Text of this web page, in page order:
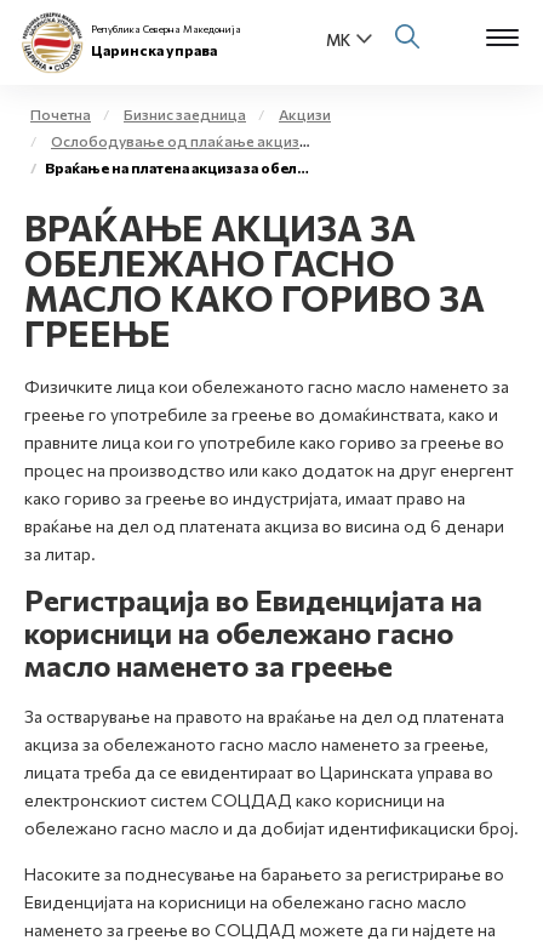
За нас
Физички лица
Бизнис заедница
Медиа центар
Контакт
Е-Весник
Република Северна Македонија
Царинска управа
Почетна Бизнис заедница
Акцизи
Ослободување од плаќање акциза и повластено користење на акцизни добра
Враќање на платена акциза за обележано гасно масло – екстралесно гориво
ВРАЌАЊЕ АКЦИЗА ЗА
ОБЕЛЕЖАНО ГАСНО
МАСЛО КАКО ГОРИВО ЗА
ГРЕЕЊЕ
Физичките лица кои обележаното гасно масло наменето за
греење го употребиле за греење во домаќинствата, како и
правните лица кои го употребиле како гориво за греење во
процес на производство или како додаток на друг енергент
како гориво за греење во индустријата, имаат право на
враќање на дел од платената акциза во висина од 6 денари
за литар.
Регистрација во Евиденцијата на
корисници на обележано гасно
масло наменето за греење
За остварување на правото на враќање на дел од платената
акциза за обележаното гасно масло наменето за греење,
лицата треба да се евидентираат во Царинската управа во
електронскиот систем СОЦДАД како корисници на
обележано гасно масло и да добијат идентификациски број.
Насоките за поднесување на барањето за регистрирање во
Евиденцијата на корисници на обележано гасно масло
наменето за греење во СОЦДАД можете да ги најдете на